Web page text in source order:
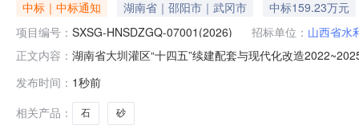
中标｜中标通知 湖南省｜邵阳市｜武冈市
中标159.23万元
项目编号： SXSG-HNSDZGQ-07001(2026) 招标单位： 山西省水
正文内容： 湖南省大圳灌区“十四五”续建配套与现代化改造
元二、其他公示内容无三、监督部门：本采购项目的监
发布时间： 1秒前
相关产品：
石 砂